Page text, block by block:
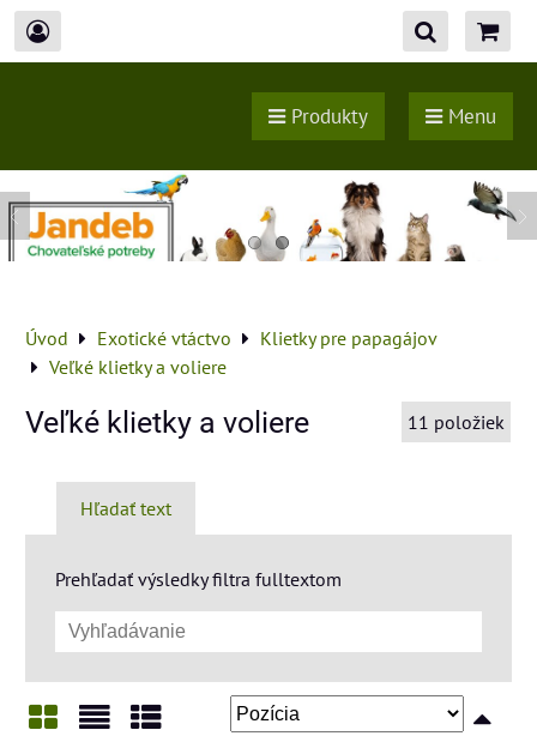
Produkty Menu
Úvod Exotické vtáctvo
Klietky pre papagájov
Veľké klietky a voliere
Veľké klietky a voliere 11 položiek
Hľadať text
Prehľadať výsledky filtra fulltextom